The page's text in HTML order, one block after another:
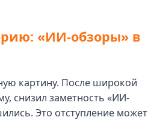
«ИИ-обзоры» в
картину. После широкой
снизил заметность «ИИ-
Это отступление может